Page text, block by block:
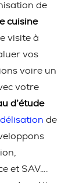
de
cuisine
visite à
vos
voire un
votre
d’étude
de
et SAV….